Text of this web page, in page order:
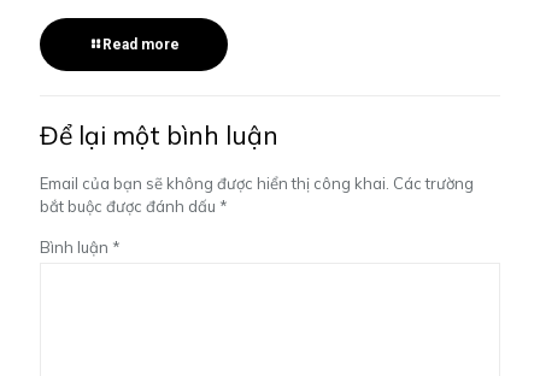
Read more
Để lại một bình luận
Email của bạn sẽ không được hiển thị công khai. Các trường
bắt buộc được đánh dấu *
Bình luận *